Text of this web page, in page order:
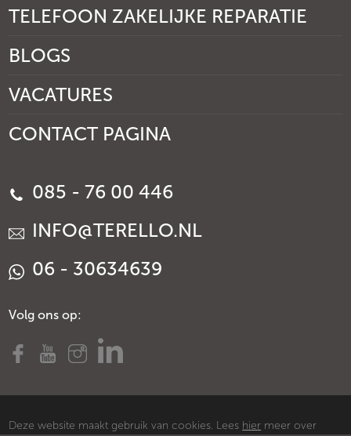
TELEFOON ZAKELIJKE REPARATIE
BLOGS
VACATURES
CONTACT PAGINA
085 - 76 00 446
INFO@TERELLO.NL
06 - 30634639
Volg ons op:
Deze website maakt gebruik van cookies. Lees hier meer over